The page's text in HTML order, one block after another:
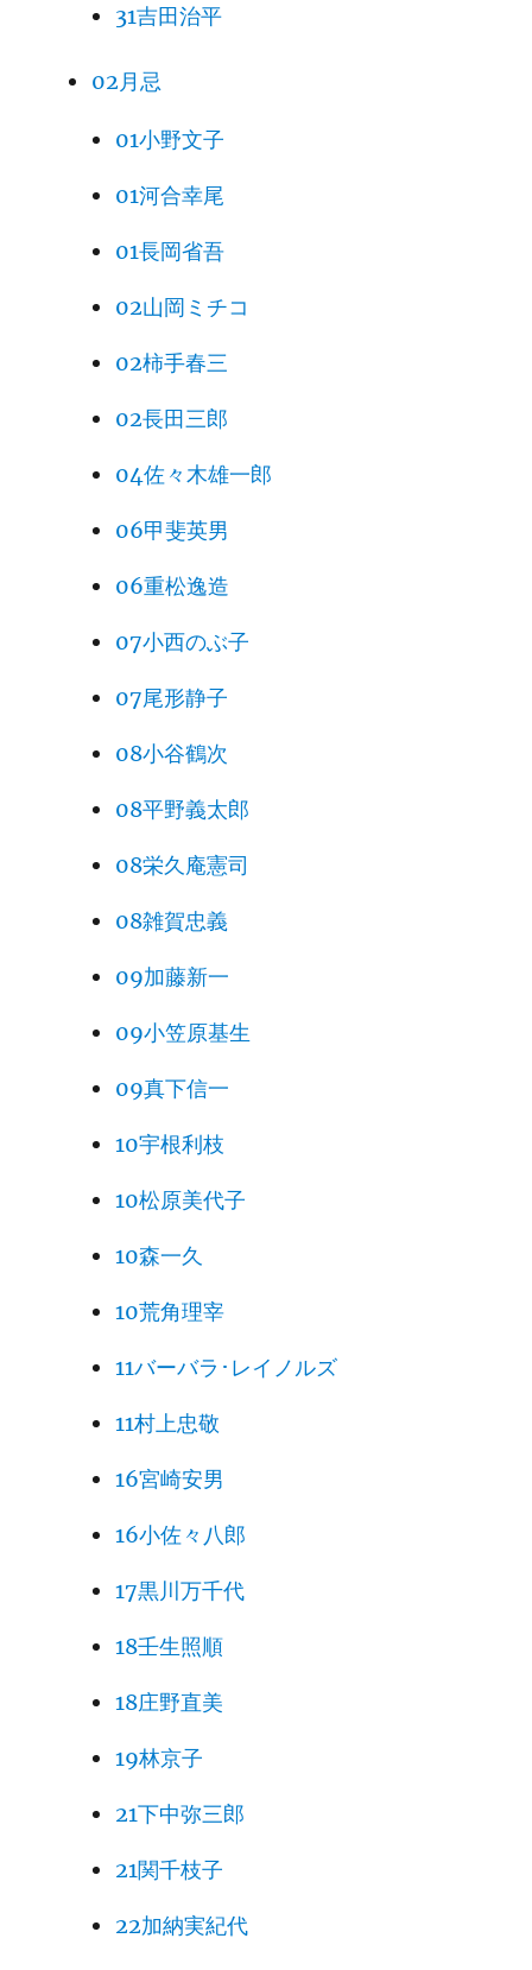
31吉田治平
02月忌
01小野文子
01河合幸尾
01長岡省吾
02山岡ミチコ
02柿手春三
02長田三郎
04佐々木雄一郎
06甲斐英男
06重松逸造
07小西のぶ子
07尾形静子
08小谷鶴次
08平野義太郎
08栄久庵憲司
08雑賀忠義
09加藤新一
09小笠原基生
09真下信一
10宇根利枝
10松原美代子
10森一久
10荒角理宰
11バーバラ･レイノルズ
11村上忠敬
16宮崎安男
16小佐々八郎
17黒川万千代
18壬生照順
18庄野直美
19林京子
21下中弥三郎
21関千枝子
22加納実紀代